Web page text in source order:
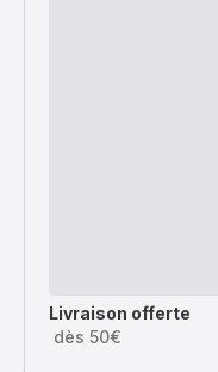
Livraison offerte
dès 50€